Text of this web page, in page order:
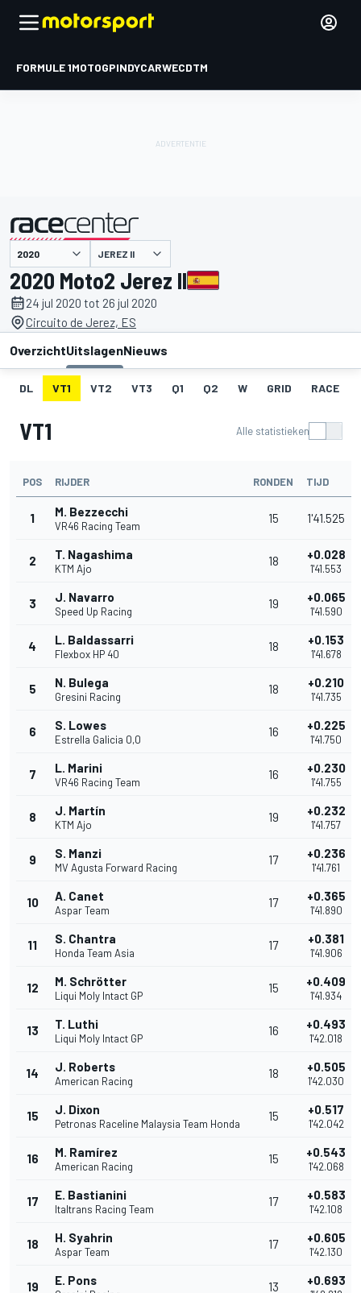
FORMULE 1MOTOGPINDYCARWECDTM
gepresenteerd door JEREZ II
2020 Moto2 Jerez II
24 jul 2020 tot 26 jul 2020
Circuito de Jerez, ES
OverzichtUitslagenNieuws
DL VT1 VT2 VT3 Q1 Q2 W GRID RACE
VT1 Alle statistieken
POS RIJDER RONDEN TIJD
1 M. Bezzecchi
VR46 Racing Team
15 1'41.525
2 T. Nagashima
KTM Ajo
18 +0.028
1'41.553
3 J. Navarro
Speed Up Racing
19 +0.065
1'41.590
4 L. Baldassarri
Flexbox HP 40
18 +0.153
1'41.678
5 N. Bulega
Gresini Racing
18 +0.210
1'41.735
6 S. Lowes
Estrella Galicia 0,0
16 +0.225
1'41.750
7 L. Marini
VR46 Racing Team
16 +0.230
1'41.755
8 J. Martín
KTM Ajo
19 +0.232
1'41.757
9 S. Manzi
MV Agusta Forward Racing
17 +0.236
1'41.761
10 A. Canet
Aspar Team
17 +0.365
1'41.890
11 S. Chantra
Honda Team Asia
17 +0.381
1'41.906
12 M. Schrötter
Liqui Moly Intact GP
15 +0.409
1'41.934
13 T. Luthi
Liqui Moly Intact GP
16 +0.493
1'42.018
14 J. Roberts
American Racing
18 +0.505
1'42.030
15 J. Dixon
Petronas Raceline Malaysia Team Honda
15 +0.517
1'42.042
16 M. Ramírez
American Racing
15 +0.543
1'42.068
17 E. Bastianini
Italtrans Racing Team
17 +0.583
1'42.108
18 H. Syahrin
Aspar Team
17 +0.605
1'42.130
19 E. Pons 13 +0.693